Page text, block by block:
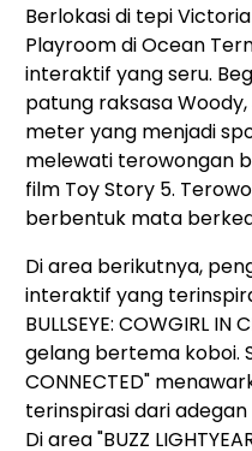
Berlokasi di tepi
Playroom di Ocean
interaktif yang seru.
patung raksasa
meter yang menjadi
melewati terowongan
film Toy Story 5.
berbentuk mata
Di area berikutnya,
interaktif yang
BULLSEYE: COWGIRL
gelang bertema koboi.
CONNECTED"
terinspirasi dari
Di area "BUZZ